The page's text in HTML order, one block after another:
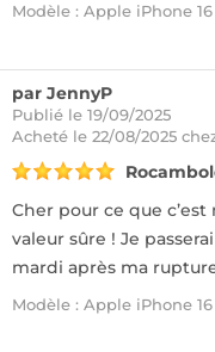
Modèle : Apple iPhone
par JennyP
Publié le 19/09/2025
Acheté le 22/08/2025
Cher pour ce que c’est
valeur sûre ! Je
mardi après ma
Modèle : Apple iPhone